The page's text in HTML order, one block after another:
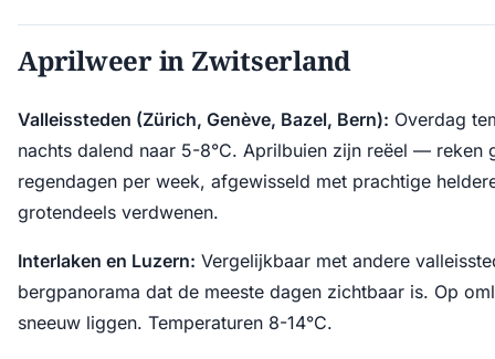
Aprilweer in Zwitserland
Valleissteden (Zürich, Genève, Bazel, Bern): Overdag
nachts dalend naar 5-8°C. Aprilbuien zijn reëel — reken
regendagen per week, afgewisseld met prachtige
grotendeels verdwenen.
Interlaken en Luzern: Vergelijkbaar met andere
bergpanorama dat de meeste dagen zichtbaar is. Op
sneeuw liggen. Temperaturen 8-14°C.